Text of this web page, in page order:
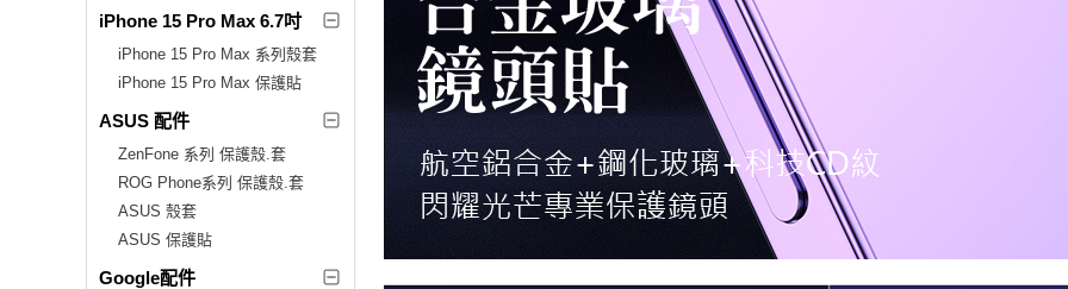
iPhone 15 Pro Max 6.7吋
iPhone 15 Pro Max 系列殼套
iPhone 15 Pro Max 保護貼
ASUS 配件
ZenFone 系列 保護殼.套
ROG Phone系列 保護殼.套
ASUS 殼套
ASUS 保護貼
Google配件